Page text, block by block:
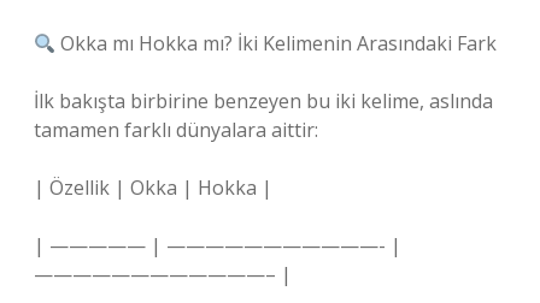
Okka mı Hokka mı? İki Kelimenin Arasındaki Fark
İlk bakışta birbirine benzeyen bu iki kelime, aslında
tamamen farklı dünyalara aittir:
| Özellik | Okka | Hokka |
| ————— | ———————————- |
————————————– |